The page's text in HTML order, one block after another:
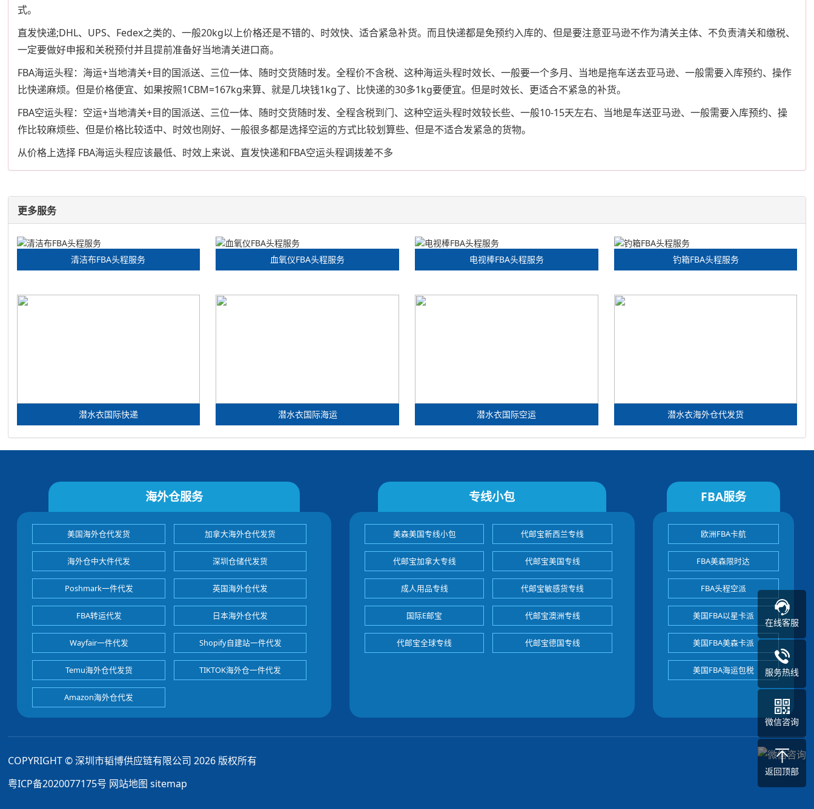
式。
直发快递;DHL、UPS、Fedex之类的、一般20kg以上价格还是不错的、时效快、适合紧急补货。而且快递都是免预约入库的、但是要注意亚马逊不作为清关主体、不负责清关和缴税、
一定要做好申报和关税预付并且提前准备好当地清关进口商。
FBA海运头程：海运+当地清关+目的国派送、三位一体、随时交货随时发。全程价不含税、这种海运头程时效长、一般要一个多月、当地是拖车送去亚马逊、一般需要入库预约、操作
比快递麻烦。但是价格便宜、如果按照1CBM=167kg来算、就是几块钱1kg了、比快递的30多1kg要便宜。但是时效长、更适合不紧急的补货。
FBA空运头程：空运+当地清关+目的国派送、三位一体、随时交货随时发、全程含税到门、这种空运头程时效较长些、一般10-15天左右、当地是车送亚马逊、一般需要入库预约、操
作比较麻烦些、但是价格比较适中、时效也刚好、一般很多都是选择空运的方式比较划算些、但是不适合发紧急的货物。
从价格上选择 FBA海运头程应该最低、时效上来说、直发快递和FBA空运头程调拨差不多
更多服务
清洁布FBA头程服务 血氧仪FBA头程服务 电视棒FBA头程服务 钓箱FBA头程服务
潜水衣国际快递 潜水衣国际海运 潜水衣国际空运 潜水衣海外仓代发货
海外仓服务
美国海外仓代发货 加拿大海外仓代发货
海外仓中大件代发 深圳仓储代发货
Poshmark一件代发 英国海外仓代发
FBA转运代发 日本海外仓代发
Wayfair一件代发 Shopify自建站一件代发
Temu海外仓代发货 TIKTOK海外仓一件代发
Amazon海外仓代发
专线小包
美森美国专线小包 代邮宝新西兰专线
代邮宝加拿大专线 代邮宝美国专线
成人用品专线 代邮宝敏感货专线
国际E邮宝 代邮宝澳洲专线
代邮宝全球专线 代邮宝德国专线
FBA服务
欧洲FBA卡航
FBA美森限时达
FBA头程空派
美国FBA以星卡派
美国FBA美森卡派
美国FBA海运包税
COPYRIGHT © 深圳市韬博供应链有限公司 2026 版权所有
粤ICP备2020077175号 网站地图 sitemap
在线客服
服务热线
微信咨询
返回顶部